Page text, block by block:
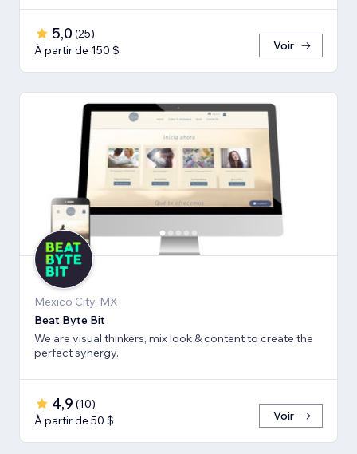
5,0 (25)
À partir de 150 $
Voir
Mexico City, MX
Beat Byte Bit
We are visual thinkers, mix look & content to create the
perfect synergy.
4,9 (10)
À partir de 50 $
Voir